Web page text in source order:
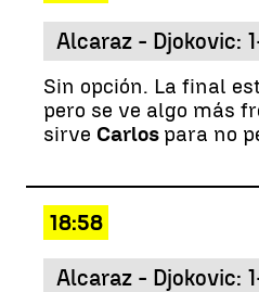
Alcaraz - Djokovic:
Sin opción. La final
pero se ve algo más
sirve Carlos para no
18:58
Alcaraz - Djokovic: